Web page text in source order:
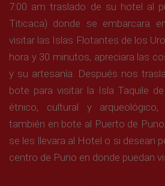
7:00 am traslado de su hotel al
Titicaca) donde se embarcara
visitar las Islas Flotantes de los
hora y 30 minutos, apreciara las
y su artesanía. Después nos
bote para visitar la Isla Taquile
étnico, cultural y arqueológico,
también en bote al Puerto de
se les llevara al Hotel o si desean
centro de Puno en donde puedan